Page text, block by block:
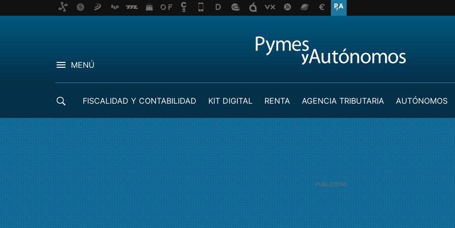
MENÚ
FISCALIDAD Y CONTABILIDAD KIT DIGITAL RENTA AGENCIA TRIBUTARIA AUTÓNOMOS